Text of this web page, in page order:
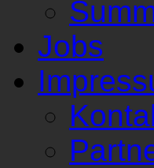
Jobs